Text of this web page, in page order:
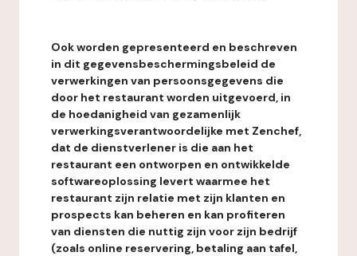
Ook worden gepresenteerd en beschreven
in dit gegevensbeschermingsbeleid de
verwerkingen van persoonsgegevens die
door het restaurant worden uitgevoerd, in
de hoedanigheid van gezamenlijk
verwerkingsverantwoordelijke met Zenchef,
dat de dienstverlener is die aan het
restaurant een ontworpen en ontwikkelde
softwareoplossing levert waarmee het
restaurant zijn relatie met zijn klanten en
prospects kan beheren en kan profiteren
van diensten die nuttig zijn voor zijn bedrijf
(zoals online reservering, betaling aan tafel,